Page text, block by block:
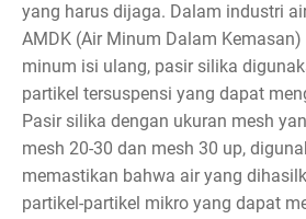
yang harus dijaga. Dalam industri
AMDK (Air Minum Dalam
minum isi ulang, pasir silika
partikel tersuspensi yang dapat
Pasir silika dengan ukuran mesh
mesh 20-30 dan mesh 30 up,
memastikan bahwa air yang
partikel-partikel mikro yang dapat